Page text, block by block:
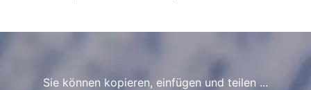
Sie können kopieren, einfügen und teilen ...